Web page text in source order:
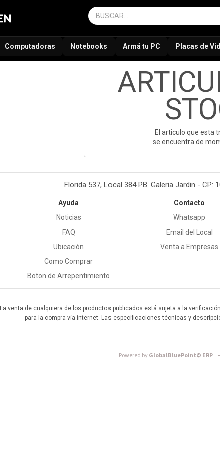
Computadoras Notebooks Armá tu PC Placas de
El articulo que esta
se encuentra de
Florida 537, Local 384 PB. Galeria Jardin - CP:
Ayuda
Noticias
FAQ
Ubicación
Como Comprar
Boton de Arrepentimiento
Contacto
Whatsapp
Email del Local
Venta a Empresas
venta de cualquiera de los productos publicados está sujeta a la
para la compra vía internet. Las especificaciones técnicas y
Powered byGlobalBluePoint© ERP -